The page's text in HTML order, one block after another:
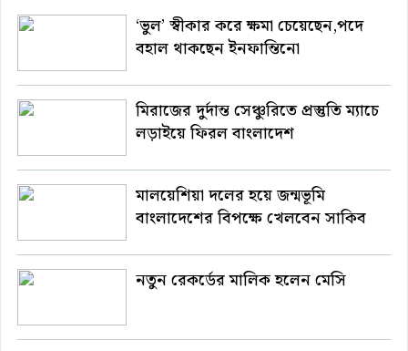
‘ভুল’ স্বীকার করে ক্ষমা চেয়েছেন,পদে
বহাল থাকছেন ইনফান্তিনো
মিরাজের দুর্দান্ত সেঞ্চুরিতে প্রস্তুতি ম্যাচে
লড়াইয়ে ফিরল বাংলাদেশ
মালয়েশিয়া দলের হয়ে জন্মভূমি
বাংলাদেশের বিপক্ষে খেলবেন সাকিব
নতুন রেকর্ডের মালিক হলেন মেসি